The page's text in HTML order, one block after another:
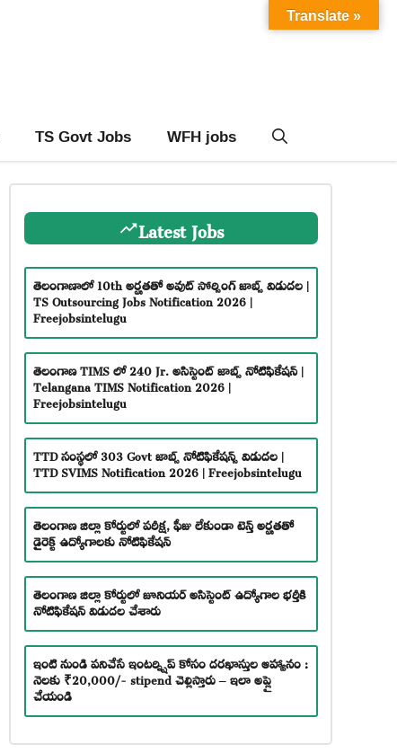
TS Govt Jobs WFH jobs
Latest Jobs
తెలంగాణాలో 10th అర్హతతో అవుట్ సోర్సింగ్ జాబ్స్ విడుదల |
TS Outsourcing Jobs Notification 2026 |
Freejobsintelugu
తెలంగాణ TIMS లో 240 Jr. అసిస్టెంట్ జాబ్స్ నోటిఫికేషన్ |
Telangana TIMS Notification 2026 |
Freejobsintelugu
TTD సంస్థలో 303 Govt జాబ్స్ నోటిఫికేషన్స్ విడుదల |
TTD SVIMS Notification 2026 | Freejobsintelugu
తెలంగాణ జిల్లా కోర్టులో పరీక్ష, ఫీజు లేకుండా టెన్త్ అర్హతతో
డైరెక్ట్ ఉద్యోగాలకు నోటిఫికేషన్
తెలంగాణ జిల్లా కోర్టులో జూనియర్ అసిస్టెంట్ ఉద్యోగాల భర్తీకి
నోటిఫికేషన్ విడుదల చేశారు
ఇంటి నుండి పనిచేసే ఇంటర్న్షిప్ కోసం దరఖాస్తుల ఆహ్వానం :
నెలకు ₹20,000/- stipend చెల్లిస్తారు – ఇలా అప్లై
చేయండి
Translate »